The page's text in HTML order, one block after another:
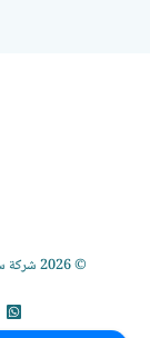
© 2026 شركة سوبر هاوس لأعمال الصبغ والدهانات وتركيب الجبس بورد